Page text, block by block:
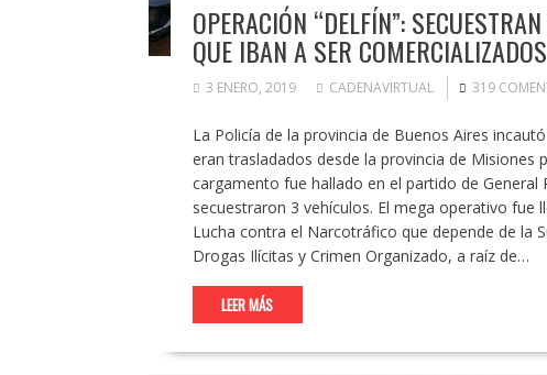
OPERACIÓN “DELFÍN”:
QUE IBAN A SER
3 ENERO, 2019 CADENAVIRTUAL 319
La Policía de la provincia de Buenos Aires
eran trasladados desde la provincia de Misiones
cargamento fue hallado en el partido de
secuestraron 3 vehículos. El mega operativo fue
Lucha contra el Narcotráfico que depende de la
Drogas Ilícitas y Crimen Organizado, a raíz de…
LEER MÁS